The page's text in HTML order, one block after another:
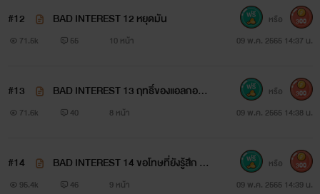
พราวดาวเป็นเพื่อนกับเรื่อง :
BAD RELATIONSHIP พิษรักความสัมพันธ์ร้าย
( เตวินทร์ x วาเลน )
#12 BAD INTEREST 12 หยุดมัน
71.5k 55 10 หน้า 09 พ.ค. 2565 14:37 น.
หรือ 300
#13
BAD INTEREST 13 ฤทธิ์ของแอลกอฮอ
71.6k 40 8 หน้า 09 พ.ค. 2565 14:38 น.
หรือ 300
#14
BAD INTEREST 14 ขอโทษที่ยังรู้สึก N
C20+
95.4k 46 9 หน้า 09 พ.ค. 2565 14:39 น.
หรือ 300